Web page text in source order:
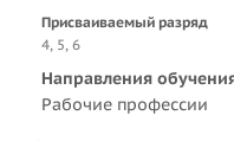
Присваиваемый разряд
4, 5, 6
Направления
Рабочие профессии